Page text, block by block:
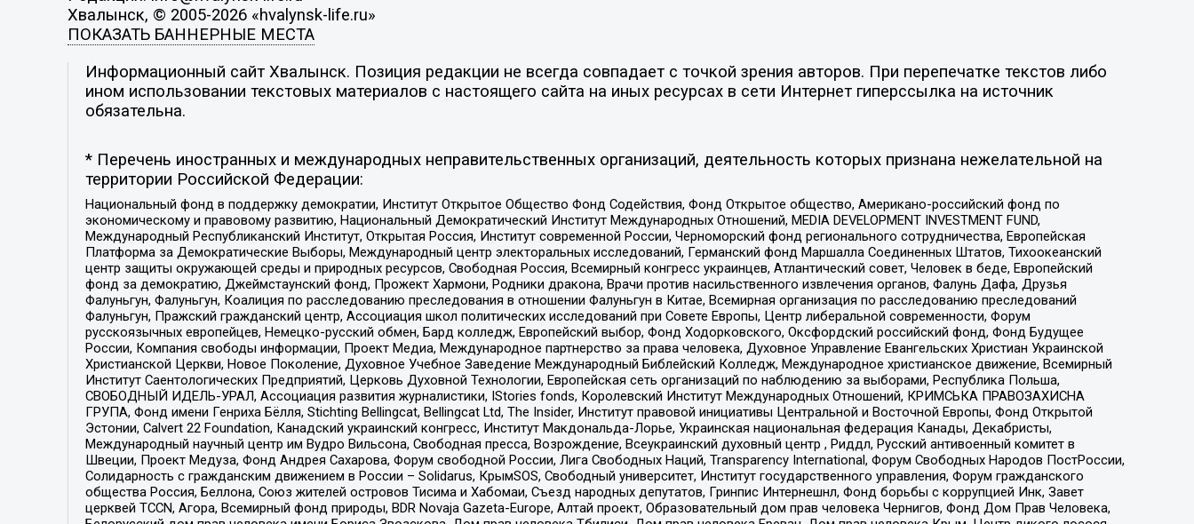
Хвалынск, © 2005-2026 «hvalynsk-life.ru»
ПОКАЗАТЬ БАННЕРНЫЕ МЕСТА
Информационный сайт Хвалынск. Позиция редакции не всегда совпадает с точкой зрения авторов. При перепечатке текстов либо
ином использовании текстовых материалов с настоящего сайта на иных ресурсах в сети Интернет гиперссылка на источник
обязательна.
* Перечень иностранных и международных неправительственных организаций, деятельность которых признана нежелательной на
территории Российской Федерации:
Национальный фонд в поддержку демократии, Институт Открытое Общество Фонд Содействия, Фонд Открытое общество, Американо-российский фонд по
экономическому и правовому развитию, Национальный Демократический Институт Международных Отношений, MEDIA DEVELOPMENT INVESTMENT FUND,
Международный Республиканский Институт, Открытая Россия, Институт современной России, Черноморский фонд регионального сотрудничества, Европейская
Платформа за Демократические Выборы, Международный центр электоральных исследований, Германский фонд Маршалла Соединенных Штатов, Тихоокеанский
центр защиты окружающей среды и природных ресурсов, Свободная Россия, Всемирный конгресс украинцев, Атлантический совет, Человек в беде, Европейский
фонд за демократию, Джеймстаунский фонд, Прожект Хармони, Родники дракона, Врачи против насильственного извлечения органов, Фалунь Дафа, Друзья
Фалуньгун, Фалуньгун, Коалиция по расследованию преследования в отношении Фалуньгун в Китае, Всемирная организация по расследованию преследований
Фалуньгун, Пражский гражданский центр, Ассоциация школ политических исследований при Совете Европы, Центр либеральной современности, Форум
русскоязычных европейцев, Немецко-русский обмен, Бард колледж, Европейский выбор, Фонд Ходорковского, Оксфордский российский фонд, Фонд Будущее
России, Компания свободы информации, Проект Медиа, Международное партнерство за права человека, Духовное Управление Евангельских Христиан Украинской
Христианской Церкви, Новое Поколение, Духовное Учебное Заведение Международный Библейский Колледж, Международное христианское движение, Всемирный
Институт Саентологических Предприятий, Церковь Духовной Технологии, Европейская сеть организаций по наблюдению за выборами, Республика Польша,
СВОБОДНЫЙ ИДЕЛЬ-УРАЛ, Ассоциация развития журналистики, IStories fonds, Королевский Институт Международных Отношений, КРИМСЬКА ПРАВОЗАХИСНА
ГРУПА, Фонд имени Генриха Бёлля, Stichting Bellingcat, Bellingcat Ltd, The Insider, Институт правовой инициативы Центральной и Восточной Европы, Фонд Открытой
Эстонии, Calvert 22 Foundation, Канадский украинский конгресс, Институт Макдональда-Лорье, Украинская национальная федерация Канады, Декабристы,
Международный научный центр им Вудро Вильсона, Свободная пресса, Возрождение, Всеукраинский духовный центр , Риддл, Русский антивоенный комитет в
Швеции, Проект Медуза, Фонд Андрея Сахарова, Форум свободной России, Лига Свободных Наций, Transparеncy International, Форум Свободных Народов ПостРоссии,
Солидарность с гражданским движением в России – Solidarus, КрымSOS, Свободный университет, Институт государственного управления, Форум гражданского
общества Россия, Беллона, Союз жителей островов Тисима и Хабомаи, Съезд народных депутатов, Гринпис Интернешнл, Фонд борьбы с коррупцией Инк, Завет
церквей TCCN, Агора, Всемирный фонд природы, BDR Novaja Gazeta-Europe, Алтай проект, Образовательный дом прав человека Чернигов, Фонд Дом Прав Человека,